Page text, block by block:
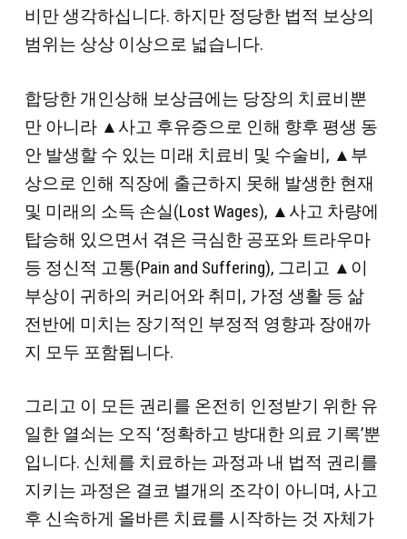
비만 생각하십니다. 하지만 정당한 법적 보상의
범위는 상상 이상으로 넓습니다.
합당한 개인상해 보상금에는 당장의 치료비뿐
만 아니라 ▲사고 후유증으로 인해 향후 평생 동
안 발생할 수 있는 미래 치료비 및 수술비, ▲부
상으로 인해 직장에 출근하지 못해 발생한 현재
및 미래의 소득 손실(Lost Wages), ▲사고 차량에
탑승해 있으면서 겪은 극심한 공포와 트라우마
등 정신적 고통(Pain and Suffering), 그리고 ▲이
부상이 귀하의 커리어와 취미, 가정 생활 등 삶
전반에 미치는 장기적인 부정적 영향과 장애까
지 모두 포함됩니다.
그리고 이 모든 권리를 온전히 인정받기 위한 유
일한 열쇠는 오직 ‘정확하고 방대한 의료 기록’뿐
입니다. 신체를 치료하는 과정과 내 법적 권리를
지키는 과정은 결코 별개의 조각이 아니며, 사고
후 신속하게 올바른 치료를 시작하는 것 자체가